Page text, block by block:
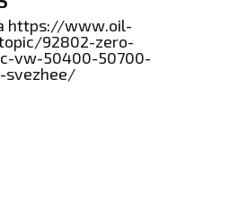
https://www.oil-
92802-zero-
vw-50400-50700-
svezhee/